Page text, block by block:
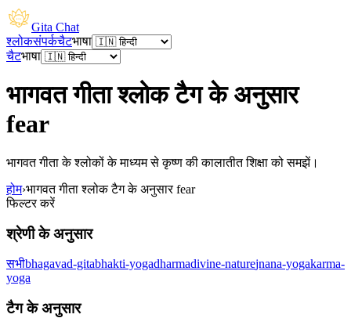
Gita Chat
श्लोकसंपर्कचैटभाषा
चैटभाषा
भागवत गीता श्लोक टैग के अनुसार
fear
भागवत गीता के श्लोकों के माध्यम से कृष्ण की कालातीत शिक्षा को समझें।
होम›भागवत गीता श्लोक टैग के अनुसार fear
फिल्टर करें
श्रेणी के अनुसार
सभीbhagavad-gitabhakti-yogadharmadivine-naturejnana-yogakarma-
yoga
टैग के अनुसार